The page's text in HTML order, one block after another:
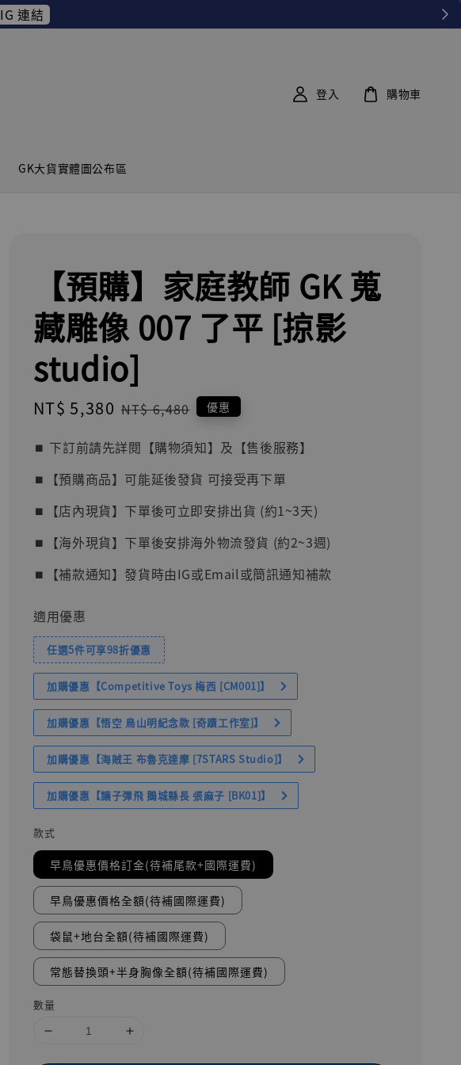
IG 連結
GK大貨實體圖公布區
登入 購物車
【預購】家庭教師 GK 蒐
藏雕像 007 了平 [掠影
studio]
Sale
NT$ 5,380 Regular
NT$ 6,480 優惠
⏹︎ 下訂前請先詳閱【購物須知】及【售後服務】
⏹︎【預購商品】可能延後發貨 可接受再下單
⏹︎【店內現貨】下單後可立即安排出貨 (約1~3天)
⏹︎【海外現貨】下單後安排海外物流發貨 (約2~3週)
⏹︎【補款通知】發貨時由IG或Email或簡訊通知補款
適用優惠
任選5件可享98折優惠
加購優惠【Competitive Toys 梅西 [CM001]】
加購優惠【悟空 鳥山明紀念款 [奇蹟工作室]】
加購優惠【海賊王 布魯克達摩 [7STARS Studio]】
加購優惠【讓子彈飛 鵝城縣長 張麻子 [BK01]】
款式
早鳥優惠價格訂金(待補尾款+國際運費)
早鳥優惠價格全額(待補國際運費)
袋鼠+地台全額(待補國際運費)
常態替換頭+半身胸像全額(待補國際運費)
數量